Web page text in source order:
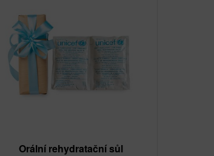
Orální rehydratační sůl